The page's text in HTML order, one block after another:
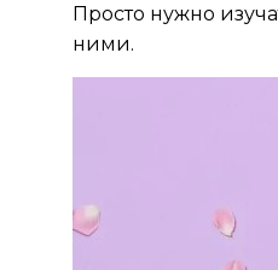
Просто нужно
ними.